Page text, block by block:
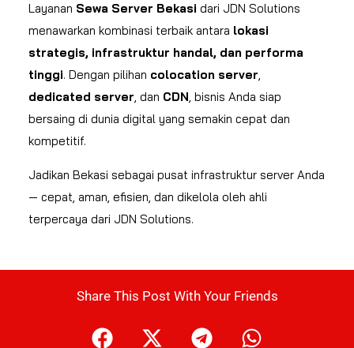
Layanan Sewa Server Bekasi dari JDN Solutions
menawarkan kombinasi terbaik antara lokasi
strategis, infrastruktur handal, dan performa
tinggi. Dengan pilihan colocation server,
dedicated server, dan CDN, bisnis Anda siap
bersaing di dunia digital yang semakin cepat dan
kompetitif.
Jadikan Bekasi sebagai pusat infrastruktur server Anda
— cepat, aman, efisien, dan dikelola oleh ahli
terpercaya dari JDN Solutions.
Share This Post With Your Friends